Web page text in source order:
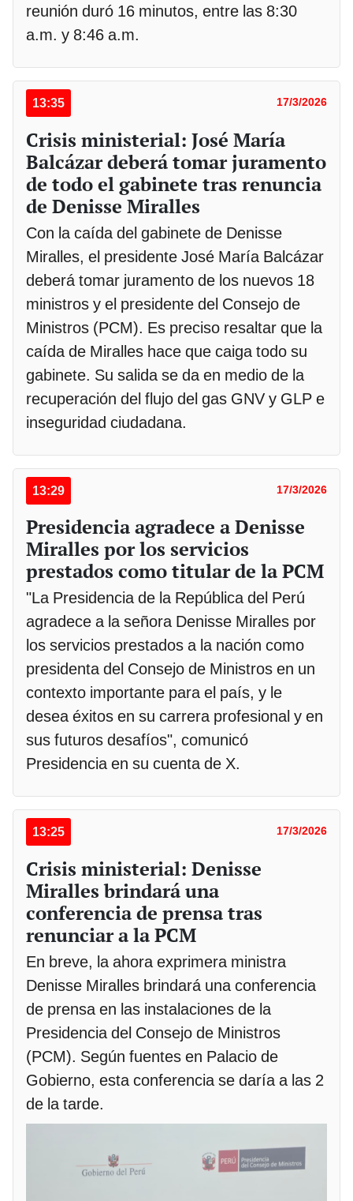
reunión duró 16 minutos, entre las 8:30
a.m. y 8:46 a.m.
13:35 17/3/2026
Crisis ministerial: José María
Balcázar deberá tomar juramento
de todo el gabinete tras renuncia
de Denisse Miralles
Con la caída del gabinete de Denisse
Miralles, el presidente José María Balcázar
deberá tomar juramento de los nuevos 18
ministros y el presidente del Consejo de
Ministros (PCM). Es preciso resaltar que la
caída de Miralles hace que caiga todo su
gabinete. Su salida se da en medio de la
recuperación del flujo del gas GNV y GLP e
inseguridad ciudadana.
13:29 17/3/2026
Presidencia agradece a Denisse
Miralles por los servicios
prestados como titular de la PCM
"La Presidencia de la República del Perú
agradece a la señora Denisse Miralles por
los servicios prestados a la nación como
presidenta del Consejo de Ministros en un
contexto importante para el país, y le
desea éxitos en su carrera profesional y en
sus futuros desafíos", comunicó
Presidencia en su cuenta de X.
13:25 17/3/2026
Crisis ministerial: Denisse
Miralles brindará una
conferencia de prensa tras
renunciar a la PCM
En breve, la ahora exprimera ministra
Denisse Miralles brindará una conferencia
de prensa en las instalaciones de la
Presidencia del Consejo de Ministros
(PCM). Según fuentes en Palacio de
Gobierno, esta conferencia se daría a las 2
de la tarde.